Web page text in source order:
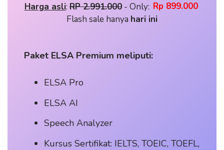
Harga asli: RP 2.991.000 - Only: Rp 899.000
Flash sale hanya hari ini
Paket ELSA Premium meliputi:
ELSA Pro
ELSA AI
Speech Analyzer
Kursus Sertifikat: IELTS, TOEIC, TOEFL,